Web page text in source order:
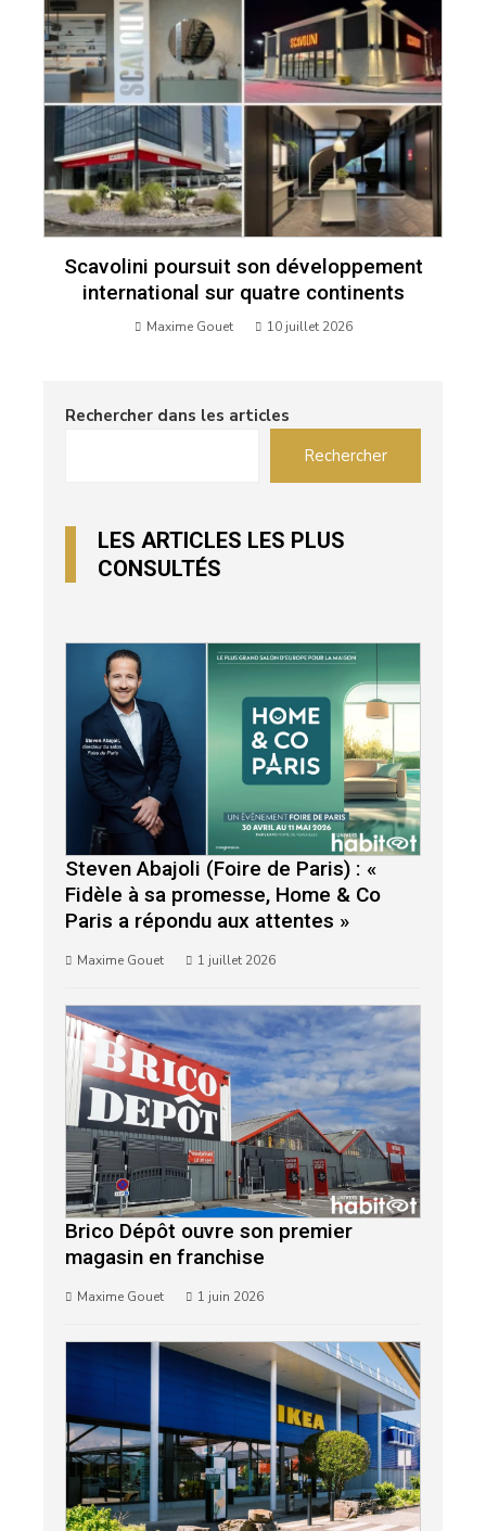
Scavolini poursuit son développement
international sur quatre continents
Maxime Gouet 10 juillet 2026
Rechercher dans les articles
Rechercher
LES ARTICLES LES PLUS
CONSULTÉS
Steven Abajoli (Foire de Paris) : «
Fidèle à sa promesse, Home & Co
Paris a répondu aux attentes »
Maxime Gouet 1 juillet 2026
Brico Dépôt ouvre son premier
magasin en franchise
Maxime Gouet 1 juin 2026